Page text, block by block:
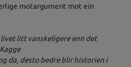
motargument mot ein
litt vanskeligere enn det
da, desto bedre blir historien i